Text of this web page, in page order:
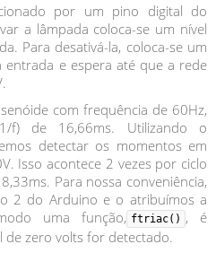
por um pino digital do
a lâmpada coloca-se um nível
Para desativá-la, coloca-se um
entrada e espera até que a rede
com frequência de 60Hz,
f) de 16,66ms. Utilizando o
detectar os momentos em
Isso acontece 2 vezes por ciclo
Para nossa conveniência,
2 do Arduino e o atribuímos a
uma função, ftriac() , é
de zero volts for detectado.